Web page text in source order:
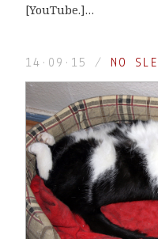
[YouTube.]…
14·09·15 / NO